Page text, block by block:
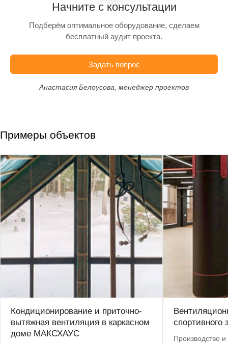
Начните с консультации
Подберём оптимальное оборудование, сделаем
бесплатный аудит проекта.
Задать вопрос
Анастасия Белоусова, менеджер проектов
Примеры объектов
Кондиционирование и приточно-
вытяжная вентиляция в каркасном
доме МАКСХАУС
спортивного
Производство